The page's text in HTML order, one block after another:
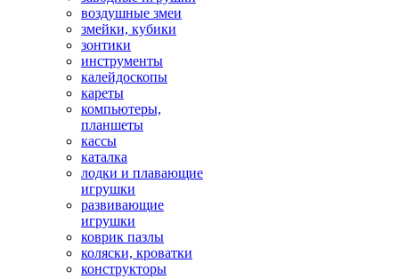
воздушные змеи
змейки, кубики
зонтики
инструменты
калейдоскопы
кареты
компьютеры,
планшеты
кассы
каталка
лодки и плавающие
игрушки
развивающие
игрушки
коврик пазлы
коляски, кроватки
конструкторы